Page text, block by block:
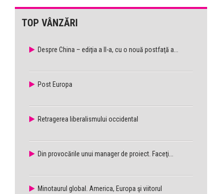
TOP VÂNZĂRI
Despre China – ediţia a II-a, cu o nouă postfaţă a...
Post Europa
Retragerea liberalismului occidental
Din provocările unui manager de proiect. Faceţi...
Minotaurul global. America, Europa şi viitorul